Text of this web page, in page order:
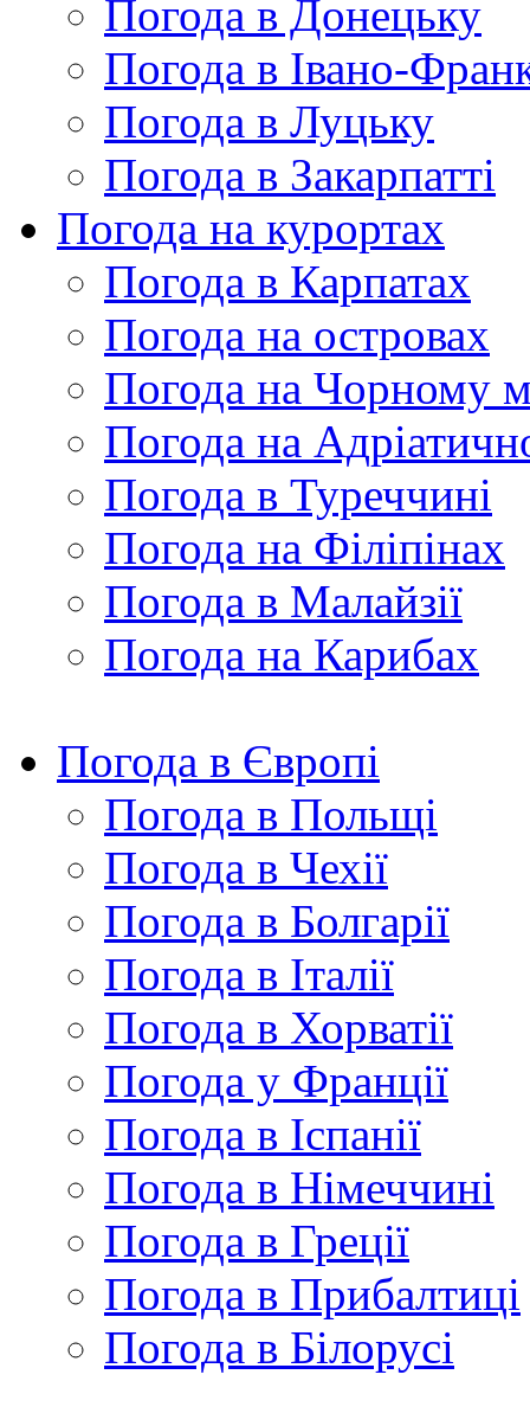
Погода в Донецьку
Погода в Івано-
Погода в Луцьку
Погода в Закарпатті
Погода на курортах
Погода в Карпатах
Погода на островах
Погода на Чорному
Погода на
Погода в Туреччині
Погода на Філіпінах
Погода в Малайзії
Погода на Карибах
Погода в Європі
Погода в Польщі
Погода в Чехії
Погода в Болгарії
Погода в Італії
Погода в Хорватії
Погода у Франції
Погода в Іспанії
Погода в Німеччині
Погода в Греції
Погода в Прибалтиці
Погода в Білорусі